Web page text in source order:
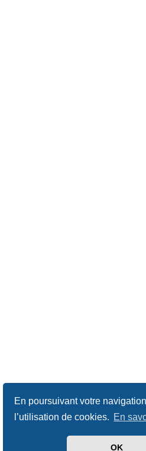
En poursuivant votre
l’utilisation de cookies. En
OK